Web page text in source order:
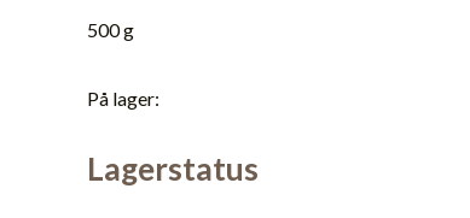
500 g
På lager:
Lagerstatus